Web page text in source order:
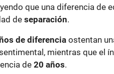
que una diferencia de
de separación.
de diferencia ostentan
mientras que el
de20 años.